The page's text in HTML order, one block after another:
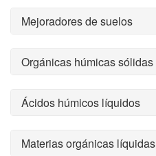
Mejoradores de suelos
Orgánicas húmicas sólidas
Ácidos húmicos líquidos
Materias orgánicas líquidas